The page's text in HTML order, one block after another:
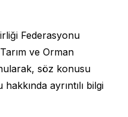
Federasyonu
ve Orman
söz konusu
ayrıntılı bilgi